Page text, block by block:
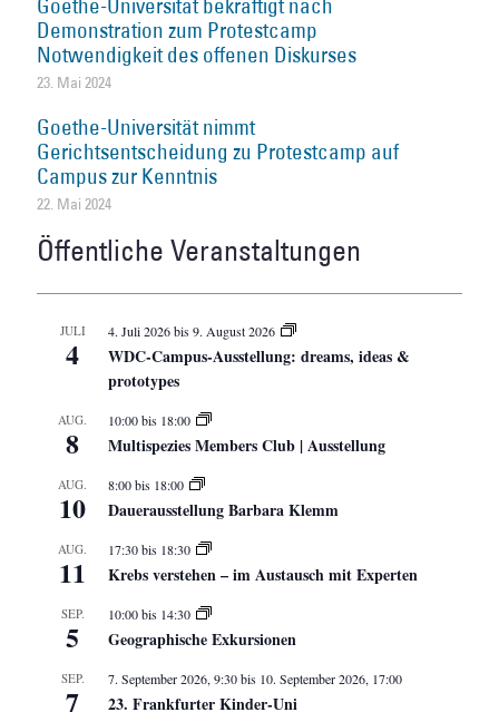
Goethe-Universität bekräftigt nach
Demonstration zum Protestcamp
Notwendigkeit des offenen Diskurses
23. Mai 2024
Goethe-Universität nimmt
Gerichtsentscheidung zu Protestcamp auf
Campus zur Kenntnis
22. Mai 2024
Öffentliche Veranstaltungen
JULI
4
4. Juli 2026bis9. August 2026
WDC-Campus-Ausstellung: dreams, ideas &
prototypes
AUG.
8
10:00bis 18:00
Multispezies Members Club | Ausstellung
AUG.
10
8:00bis 18:00
Dauerausstellung Barbara Klemm
AUG.
11
17:30bis 18:30
Krebs verstehen – im Austausch mit Experten
SEP.
5
10:00bis 14:30
Geographische Exkursionen
SEP.
7
7. September 2026, 9:30bis 10. September 2026, 17:00
23. Frankfurter Kinder-Uni